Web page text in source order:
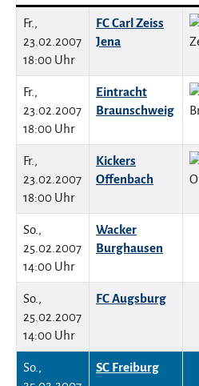
Fr.,
23.02.2007
18:00 Uhr
FC Carl Zeiss
Jena
Fr.,
23.02.2007
18:00 Uhr
Eintracht
Braunschweig
Fr.,
23.02.2007
18:00 Uhr
Kickers
Offenbach
So.,
25.02.2007
14:00 Uhr
Wacker
Burghausen
So.,
25.02.2007
14:00 Uhr
FC Augsburg
So.,
SC Freiburg